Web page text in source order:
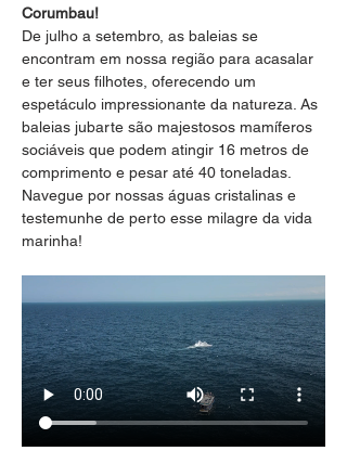
Corumbau!
De julho a setembro, as baleias se
encontram em nossa região para acasalar
e ter seus filhotes, oferecendo um
espetáculo impressionante da natureza. As
baleias jubarte são majestosos mamíferos
sociáveis que podem atingir 16 metros de
comprimento e pesar até 40 toneladas.
Navegue por nossas águas cristalinas e
testemunhe de perto esse milagre da vida
marinha!